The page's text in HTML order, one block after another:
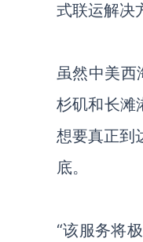
式联运解决
虽然中美西
杉矶和长滩
想要真正到
底。
“该服务将